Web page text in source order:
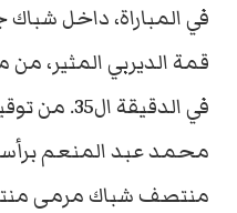
في المباراة، داخل
قمة الديربي المثير،
في
محمد عبد المنعم
منتصف شباك مرمى